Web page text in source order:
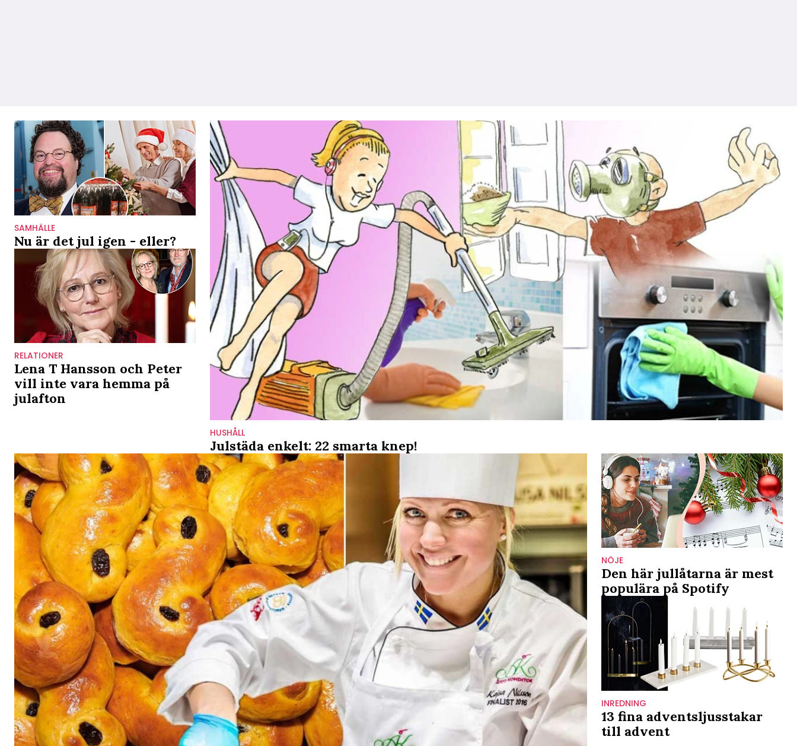
SAMHÄLLE
Nu är det jul igen - eller?
RELATIONER
Lena T Hansson och Peter
vill inte vara hemma på
julafton
HUSHÅLL
Julstäda enkelt: 22 smarta knep!
NÖJE
Den här jullåtarna är mest
populära på Spotify
INREDNING
13 fina adventsljusstakar
till advent